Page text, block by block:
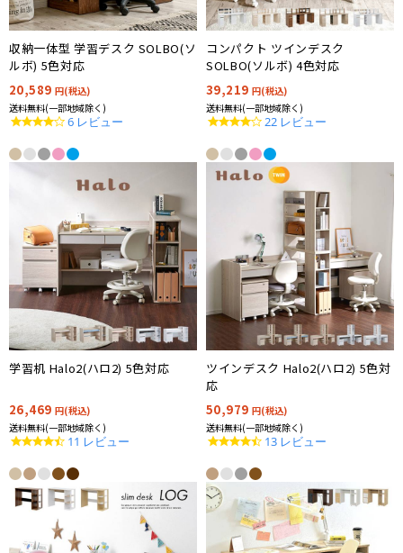
収納一体型 学習デスク SOLBO(ソ
ルボ) 5色対応
20,589 円(税込)
送料無料(一部地域除く)
4.2
rating
6 レビュー
コンパクト ツインデスク
SOLBO(ソルボ) 4色対応
39,219 円(税込)
送料無料(一部地域除く)
4.1
rating
22 レビュー
学習机 Halo2(ハロ2) 5色対応
26,469 円(税込)
送料無料(一部地域除く)
4.3
rating
11 レビュー
ツインデスク Halo2(ハロ2) 5色対
応
50,979 円(税込)
送料無料(一部地域除く)
4.3
rating
13 レビュー